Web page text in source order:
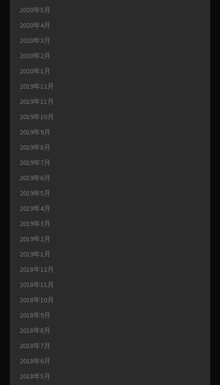
2020年5月
2020年4月
2020年3月
2020年2月
2020年1月
2019年12月
2019年11月
2019年10月
2019年9月
2019年8月
2019年7月
2019年6月
2019年5月
2019年4月
2019年3月
2019年2月
2019年1月
2018年12月
2018年11月
2018年10月
2018年9月
2018年8月
2018年7月
2018年6月
2018年5月